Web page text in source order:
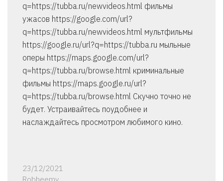
q=https://tubba.ru/newvideos.html фильмы
ужасов https://google.com/url?
q=https://tubba.ru/newvideos.html мультфильмы
https://google.ru/url?q=https://tubba.ru мыльные
оперы https://maps.google.com/url?
q=https://tubba.ru/browse.html криминальные
фильмы https://maps.google.ru/url?
q=https://tubba.ru/browse.html Скучно точно не
будет. Устраивайтесь поудобнее и
наслаждайтесь просмотром любимого кино.
23/12/2021